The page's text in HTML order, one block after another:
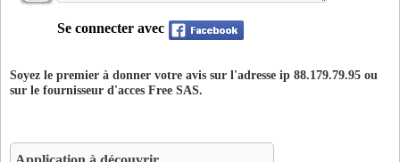
gov91
- Asnieres (17 km)
guy78 - Guyancourt (6 km)
ims92- Issy-les-moulineaux (10 km)
Se connecter avec
Soyez le premier à donner votre avis sur l'adresse ip 88.179.79.95 ou
sur le fournisseur d'acces Free SAS.